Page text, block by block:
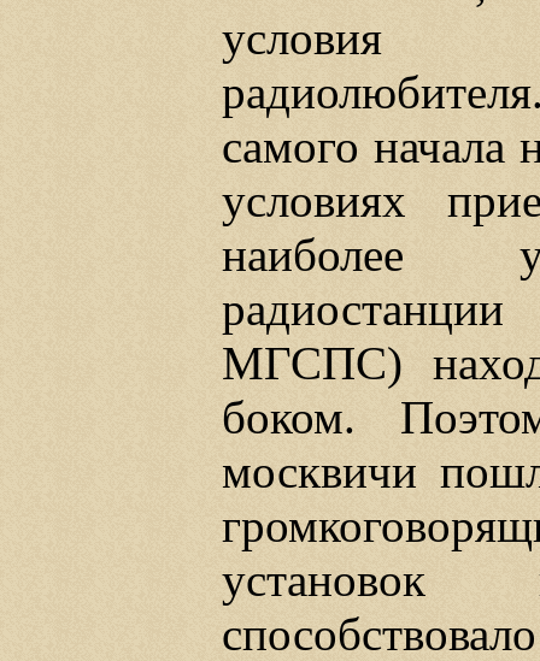
условия
самого начала
условиях
наиболее
МГСПС)
боком.
москвичи
установок